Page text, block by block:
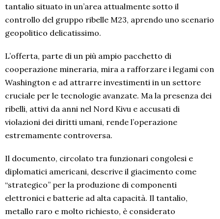
tantalio situato in un’area attualmente sotto il
controllo del gruppo ribelle M23, aprendo uno scenario
geopolitico delicatissimo.
L’offerta, parte di un più ampio pacchetto di
cooperazione mineraria, mira a rafforzare i legami con
Washington e ad attrarre investimenti in un settore
cruciale per le tecnologie avanzate. Ma la presenza dei
ribelli, attivi da anni nel Nord Kivu e accusati di
violazioni dei diritti umani, rende l’operazione
estremamente controversa.
Il documento, circolato tra funzionari congolesi e
diplomatici americani, descrive il giacimento come
“strategico” per la produzione di componenti
elettronici e batterie ad alta capacità. Il tantalio,
metallo raro e molto richiesto, è considerato